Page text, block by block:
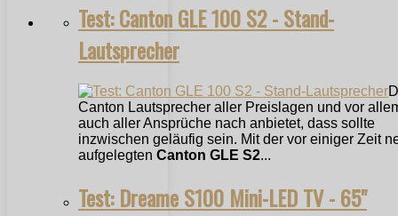
Test: Canton GLE 100 S2 - Stand-
Lautsprecher
Canton Lautsprecher aller Preislagen und vor
auch aller Ansprüche nach anbietet, dass sollte
inzwischen geläufig sein. Mit der vor einiger Zeit
aufgelegten Canton GLE S2...
Test: Dreame S100 Mini-LED TV - 65"